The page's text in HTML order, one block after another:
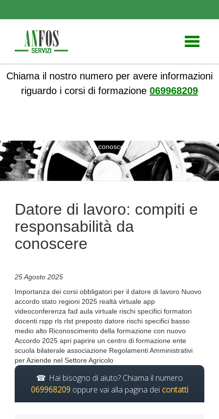
Toggle
Chiama il nostro numero per avere informazioni
riguardo i corsi di formazione 069968209
da conoscere
Datore di lavoro: compiti e
responsabilità da
conoscere
25 Agosto 2025
Importanza dei corsi obbligatori per il datore di lavoro Nuovo
accordo stato regioni 2025 realtà virtuale app
videoconferenza fad aula virtuale rischi specifici formatori
docenti rspp rls rlst preposto datore rischi specifici basso
medio alto Riconoscimento della formazione con nuovo
Accordo 2025 apri paprire un centro di formazione ente
scuola bilaterale associazione Regolamenti Amministrativi
per Aziende nel Settore Agricolo
Hai bisogno di aiuto? Chiama il numero
069968209 oppure vai alla pagina dei contatti